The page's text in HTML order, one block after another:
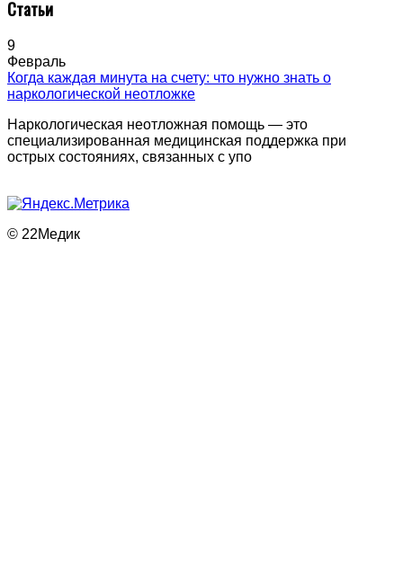
Статьи
9
Февраль
Когда каждая минута на счету: что нужно знать о
наркологической неотложке
Наркологическая неотложная помощь — это
специализированная медицинская поддержка при
острых состояниях, связанных с упо
© 22Медик